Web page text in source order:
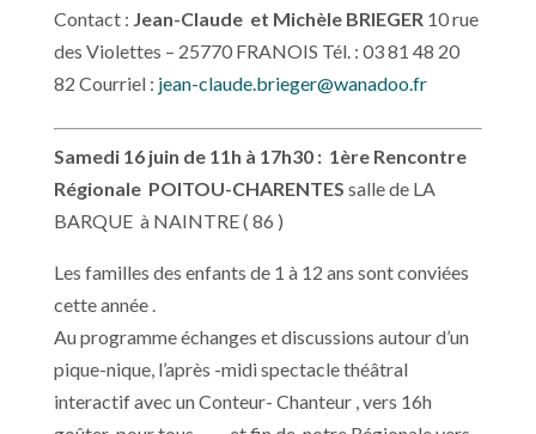
Contact : Jean-Claude et Michèle BRIEGER 10 rue
des Violettes – 25770 FRANOIS Tél. : 03 81 48 20
82 Courriel : jean-claude.brieger@wanadoo.fr
Samedi 16 juin de 11h à 17h30 : 1ère Rencontre
Régionale POITOU-CHARENTES salle de LA
BARQUE à NAINTRE ( 86 )
Les familles des enfants de 1 à 12 ans sont conviées
cette année .
Au programme échanges et discussions autour d’un
pique-nique, l’après -midi spectacle théâtral
interactif avec un Conteur- Chanteur , vers 16h